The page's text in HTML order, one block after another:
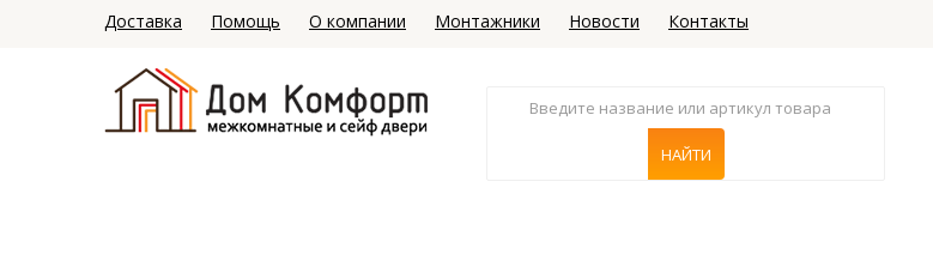
Доставка Помощь О компании Монтажники Новости Контакты